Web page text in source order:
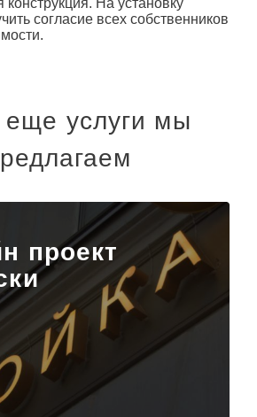
На установку
согласие всех собственников
еще услуги мы
проект